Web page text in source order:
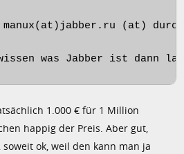
manux(at)jabber.ru (at)
was Jabber ist dann
1.000 € für 1 Million
happig der Preis. Aber gut,
ok, weil den kann man ja